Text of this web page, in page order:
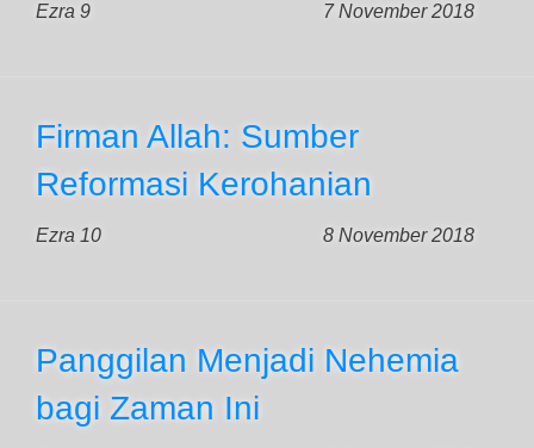
Ezra 9 7 November 2018
Firman Allah: Sumber
Reformasi Kerohanian
Ezra 10 8 November 2018
Panggilan Menjadi Nehemia
bagi Zaman Ini